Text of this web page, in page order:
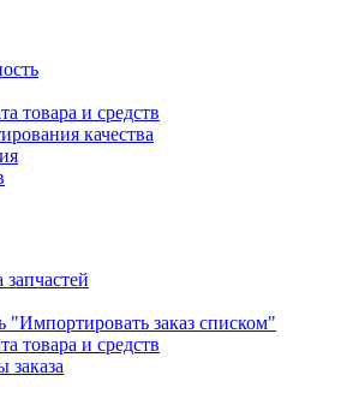
товара и средств
качества
"Импортировать заказ списком"
товара и средств
заказа